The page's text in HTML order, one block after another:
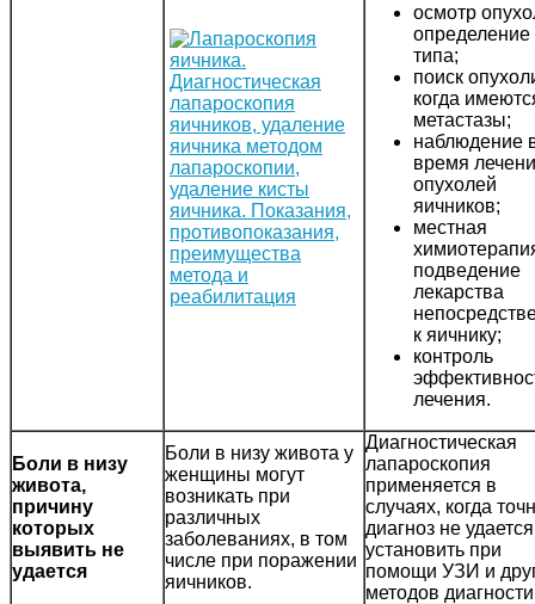
осмотр
определение
типа;
поиск
когда
метастазы;
наблюдение
время
опухолей
яичников;
местная
подведение
лекарства
к яичнику;
контроль
лечения.
Боли в низу
живота,
причину
которых
выявить не
удается
Боли в низу живота у
женщины могут
возникать при
различных
заболеваниях, в том
числе при поражении
яичников.
Диагностическая
лапароскопия
применяется в
случаях, когда
диагноз не удается
установить при
помощи УЗИ и
методов